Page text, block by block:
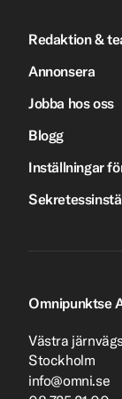
Redaktion &
Annonsera
Jobba hos oss
Blogg
Inställningar
Omnipunktse
Västra
Stockholm
info@omni.se